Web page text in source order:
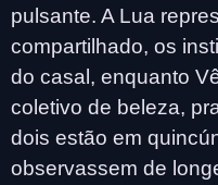
pulsante. A Lua
compartilhado, os
do casal, enquanto
coletivo de beleza,
dois estão em
observassem de